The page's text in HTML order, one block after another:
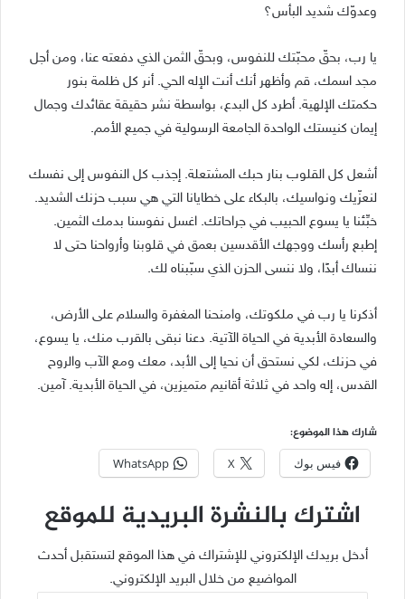
وعدوّك شديد البأس؟
يا رب، بحقّ محبّتك للنفوس، وبحقّ الثمن الذي دفعته عنا، ومن أجل
مجد اسمك، قم وأظهر أنك أنت الإله الحي. أنر كل ظلمة بنور
حكمتك الإلهية. أطرد كل البدع، بواسطة نشر حقيقة عقائدك وجمال
إيمان كنيستك الواحدة الجامعة الرسولية في جميع الأمم.
أشعل كل القلوب بنار حبك المشتعلة. إجذب كل النفوس إلى نفسك
لنعزّيك ونواسيك، بالبكاء على خطايانا التي هي سبب حزنك الشديد.
خبِّئنا يا يسوع الحبيب في جراحاتك. اغسل نفوسنا بدمك الثمين.
إطبع رأسك ووجهك الأقدسين بعمق في قلوبنا وأرواحنا حتى لا
ننساك أبدًا، ولا ننسى الحزن الذي سبّبناه لك.
أذكرنا يا رب في ملكوتك، وامنحنا المغفرة والسلام على الأرض،
والسعادة الأبدية في الحياة الآتية. دعنا نبقى بالقرب منك، يا يسوع،
في حزنك، لكي نستحق أن نحيا إلى الأبد، معك ومع الآب والروح
القدس، إله واحد في ثلاثة أقانيم متميزين، في الحياة الأبدية. آمين.
شارك هذا الموضوع:
فيس بوك X
WhatsApp
اشترك بالنشرة البريدية للموقع
أدخل بريدك الإلكتروني للإشتراك في هذا الموقع لتستقبل أحدث
المواضيع من خلال البريد الإلكتروني.